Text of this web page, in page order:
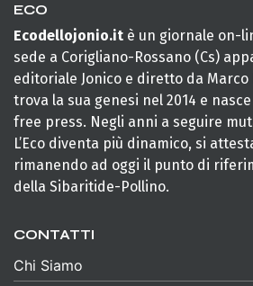
ECO
Ecodellojonio.it è un giornale on-
sede a Corigliano-Rossano (Cs)
editoriale Jonico e diretto da Marco
trova la sua genesi nel 2014 e
free press. Negli anni a seguire
L’Eco diventa più dinamico, si
rimanendo ad oggi il punto di
della Sibaritide-Pollino.
CONTATTI
Chi Siamo